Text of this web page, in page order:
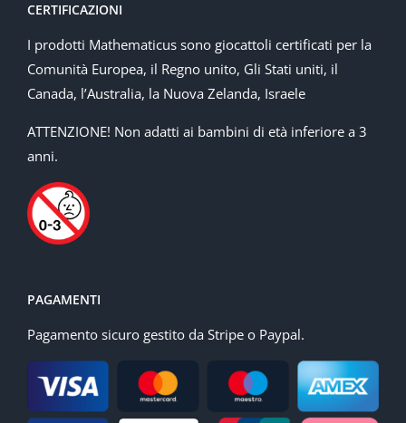
CERTIFICAZIONI
I prodotti Mathematicus sono giocattoli certificati per la
Comunità Europea, il Regno unito, Gli Stati uniti, il
Canada, l’Australia, la Nuova Zelanda, Israele
ATTENZIONE! Non adatti ai bambini di età inferiore a 3
anni.
PAGAMENTI
Pagamento sicuro gestito da Stripe o Paypal.